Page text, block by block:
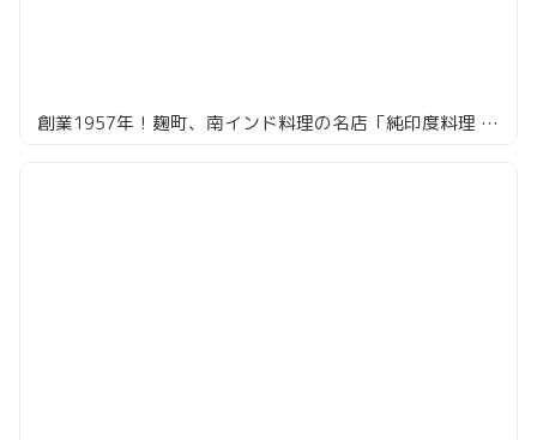
創業1957年！麹町、南インド料理の名店「純印度料理 AJANTA」